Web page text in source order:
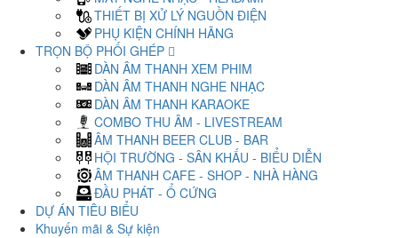
THIẾT BỊ XỬ LÝ NGUỒN ĐIỆN
PHỤ KIỆN CHÍNH HÃNG
TRỌN BỘ PHỐI GHÉP
DÀN ÂM THANH XEM PHIM
DÀN ÂM THANH NGHE NHẠC
DÀN ÂM THANH KARAOKE
COMBO THU ÂM - LIVESTREAM
ÂM THANH BEER CLUB - BAR
HỘI TRƯỜNG - SÂN KHẤU - BIỂU DIỄN
ÂM THANH CAFE - SHOP - NHÀ HÀNG
ĐẦU PHÁT - Ổ CỨNG
DỰ ÁN TIÊU BIỂU
Khuyến mãi & Sự kiện